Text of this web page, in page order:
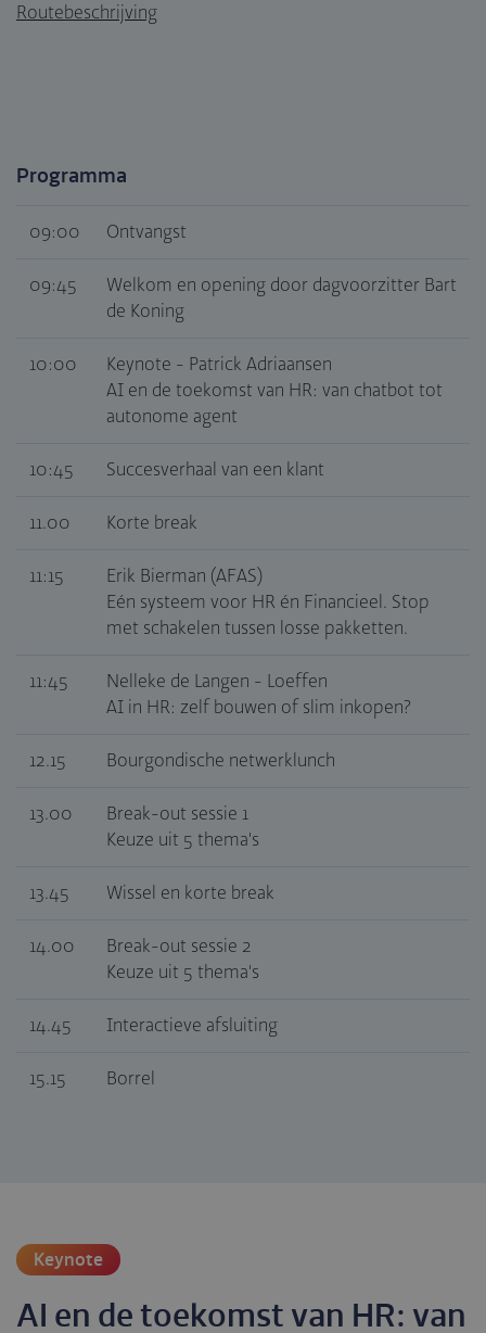
Routebeschrijving
Programma
09:00 Ontvangst
09:45
Welkom en opening door dagvoorzitter Bart
de Koning
10:00
Keynote - Patrick Adriaansen
AI en de toekomst van HR: van chatbot tot
autonome agent
10:45 Succesverhaal van een klant
11.00 Korte break
11:15
Erik Bierman (AFAS)
Eén systeem voor HR én Financieel. Stop
met schakelen tussen losse pakketten.
11:45
Nelleke de Langen - Loeffen
AI in HR: zelf bouwen of slim inkopen?
12.15 Bourgondische netwerklunch
13.00
Break-out sessie 1
Keuze uit 5 thema's
13.45 Wissel en korte break
14.00
Break-out sessie 2
Keuze uit 5 thema's
14.45 Interactieve afsluiting
15.15 Borrel
Keynote
AI en de toekomst van HR: van